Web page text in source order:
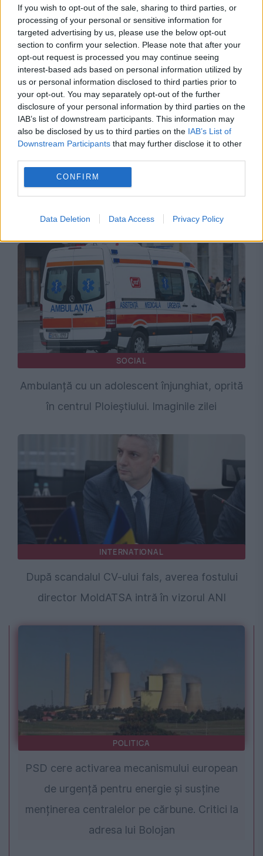
If you wish to opt-out of the sale, sharing to third parties, or
processing of your personal or sensitive information for
targeted advertising by us, please use the below opt-out
section to confirm your selection. Please note that after your
opt-out request is processed you may continue seeing
interest-based ads based on personal information utilized by
us or personal information disclosed to third parties prior to
your opt-out. You may separately opt-out of the further
disclosure of your personal information by third parties on the
IAB’s list of downstream participants. This information may
also be disclosed by us to third parties on the IAB’s List of
Downstream Participants that may further disclose it to other
CONFIRM
Data Deletion Data Access Privacy Policy
SOCIAL
Ambulanță cu un adolescent înjunghiat, oprită
în centrul Ploieștiului. Imaginile zilei
INTERNATIONAL
După scandalul CV-ului fals, averea fostului
director MoldATSA intră în vizorul ANI
POLITICA
PSD cere activarea mecanismului european
de urgență pentru energie și susține
menținerea centralelor pe cărbune. Critici la
adresa lui Bolojan